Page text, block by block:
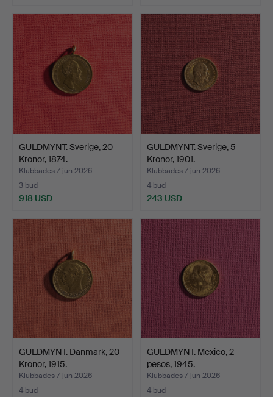
GULDMYNT. Sverige, 20
Kronor, 1874.
Klubbades 7 jun 2026
3 bud
918 USD
GULDMYNT. Sverige, 5
Kronor, 1901.
Klubbades 7 jun 2026
4 bud
243 USD
GULDMYNT. Danmark, 20
Kronor, 1915.
Klubbades 7 jun 2026
4 bud
GULDMYNT. Mexico, 2
pesos, 1945.
Klubbades 7 jun 2026
4 bud